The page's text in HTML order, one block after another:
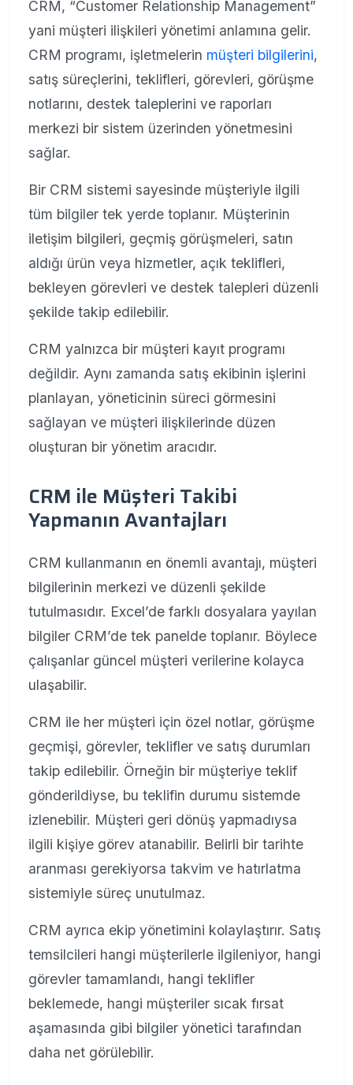
CRM, “Customer Relationship Management”
yani müşteri ilişkileri yönetimi anlamına gelir.
CRM programı, işletmelerin müşteri bilgilerini,
satış süreçlerini, teklifleri, görevleri, görüşme
notlarını, destek taleplerini ve raporları
merkezi bir sistem üzerinden yönetmesini
sağlar.
Bir CRM sistemi sayesinde müşteriyle ilgili
tüm bilgiler tek yerde toplanır. Müşterinin
iletişim bilgileri, geçmiş görüşmeleri, satın
aldığı ürün veya hizmetler, açık teklifleri,
bekleyen görevleri ve destek talepleri düzenli
şekilde takip edilebilir.
CRM yalnızca bir müşteri kayıt programı
değildir. Aynı zamanda satış ekibinin işlerini
planlayan, yöneticinin süreci görmesini
sağlayan ve müşteri ilişkilerinde düzen
oluşturan bir yönetim aracıdır.
CRM ile Müşteri Takibi
Yapmanın Avantajları
CRM kullanmanın en önemli avantajı, müşteri
bilgilerinin merkezi ve düzenli şekilde
tutulmasıdır. Excel’de farklı dosyalara yayılan
bilgiler CRM’de tek panelde toplanır. Böylece
çalışanlar güncel müşteri verilerine kolayca
ulaşabilir.
CRM ile her müşteri için özel notlar, görüşme
geçmişi, görevler, teklifler ve satış durumları
takip edilebilir. Örneğin bir müşteriye teklif
gönderildiyse, bu teklifin durumu sistemde
izlenebilir. Müşteri geri dönüş yapmadıysa
ilgili kişiye görev atanabilir. Belirli bir tarihte
aranması gerekiyorsa takvim ve hatırlatma
sistemiyle süreç unutulmaz.
CRM ayrıca ekip yönetimini kolaylaştırır. Satış
temsilcileri hangi müşterilerle ilgileniyor, hangi
görevler tamamlandı, hangi teklifler
beklemede, hangi müşteriler sıcak fırsat
aşamasında gibi bilgiler yönetici tarafından
daha net görülebilir.